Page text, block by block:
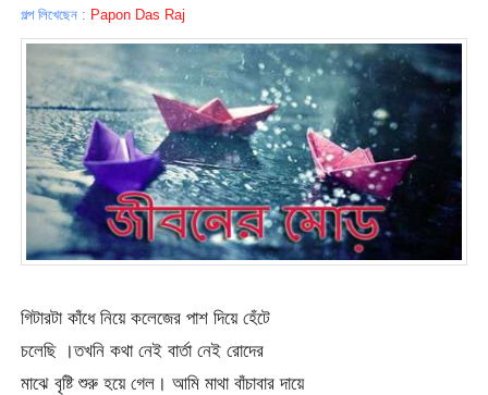
গল্প লিখেছেন : Papon Das Raj
গিটারটা কাঁধে নিয়ে কলেজের পাশ দিয়ে হেঁটে
চলেছি ।তখনি কথা নেই বার্তা নেই রোদের
মাঝে বৃষ্টি শুরু হয়ে গেল। আমি মাথা বাঁচাবার দায়ে